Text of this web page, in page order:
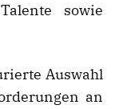
sowie
Auswahl
an